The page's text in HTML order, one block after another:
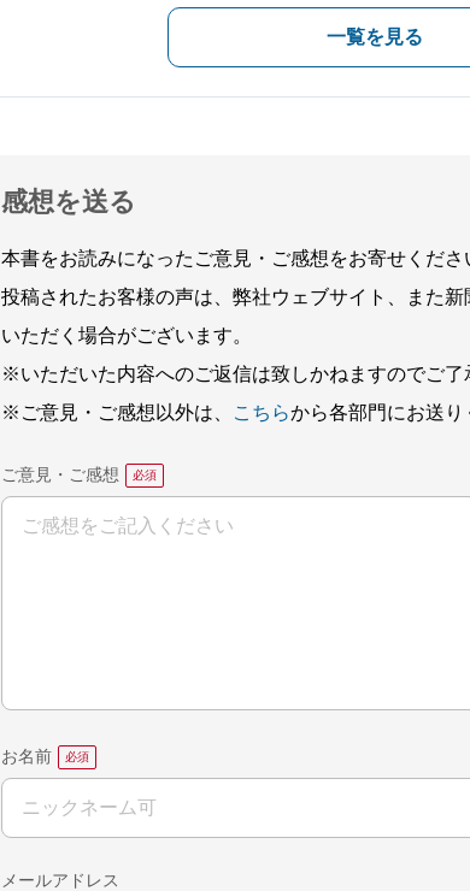
一覧を見る
感想を送る
本書をお読みになったご意見・ご感想をお寄せくださ
投稿されたお客様の声は、弊社ウェブサイト、また
いただく場合がございます。
※いただいた内容へのご返信は致しかねますのでご了
※ご意見・ご感想以外は、
こちらから各部門にお送り
ご意見・ご感想
お名前
メールアドレス